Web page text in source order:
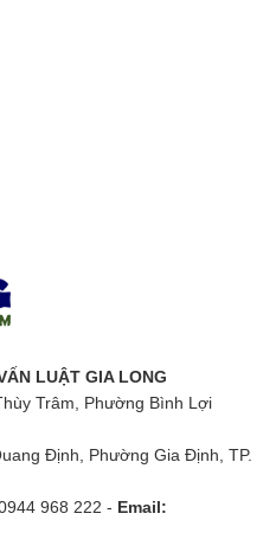
LUẬT GIA LONG
Trâm, Phường Bình Lợi
Định, Phường Gia Định, TP.
968 222 - Email: